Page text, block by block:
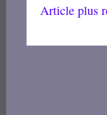
Article plus